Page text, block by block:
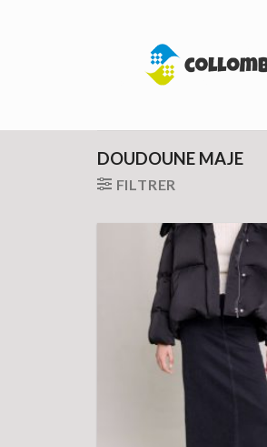
DOUDOUNE MAJE
FILTRER